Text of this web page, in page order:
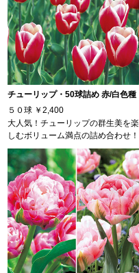
チューリップ・50球詰め 赤/白色種
５０球 ￥2,400
大人気！チューリップの群生美を楽
しむボリューム満点の詰め合わせ！